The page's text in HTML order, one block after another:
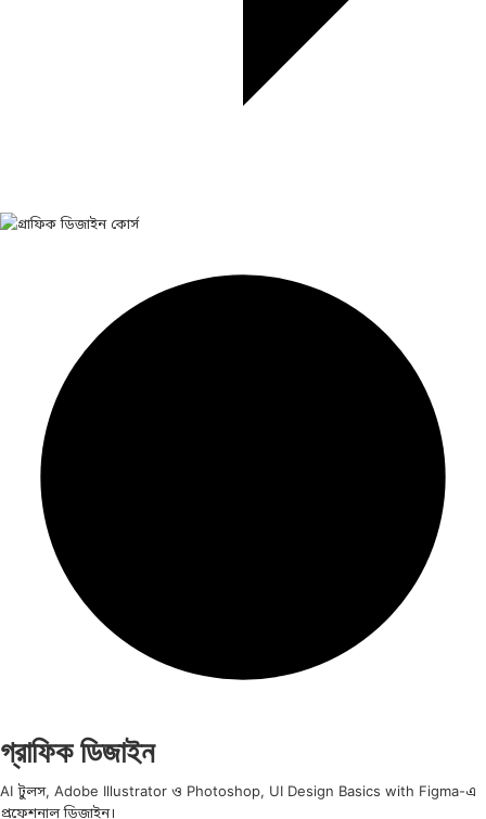
গ্রাফিক ডিজাইন
AI টুলস, Adobe Illustrator ও Photoshop, UI Design Basics with Figma-এ
প্রফেশনাল ডিজাইন।